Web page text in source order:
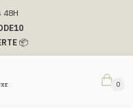
48H
📦
0